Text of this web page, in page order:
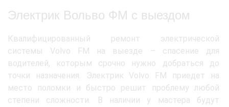
Электрик Вольво ФМ с выездом
Квалифицированный ремонт электрической
системы Volvo FM на выезде – спасение для
водителей, которым срочно нужно добраться до
точки назначения. Электрик Volvo FM приедет на
место поломки и быстро решит проблему любой
степени сложности. В наличии у мастера будут